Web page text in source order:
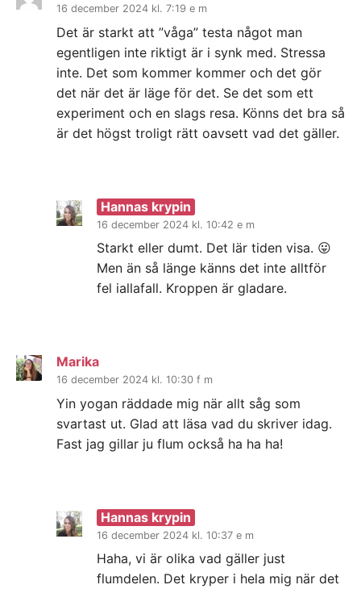
16 december 2024 kl. 7:19 e m
Det är starkt att ”våga” testa något man
egentligen inte riktigt är i synk med. Stressa
inte. Det som kommer kommer och det gör
det när det är läge för det. Se det som ett
experiment och en slags resa. Könns det bra så
är det högst troligt rätt oavsett vad det gäller.
Hannas krypin
16 december 2024 kl. 10:42 e m
Starkt eller dumt. Det lär tiden visa. 😛
Men än så länge känns det inte alltför
fel iallafall. Kroppen är gladare.
Marika
16 december 2024 kl. 10:30 f m
Yin yogan räddade mig när allt såg som
svartast ut. Glad att läsa vad du skriver idag.
Fast jag gillar ju flum också ha ha ha!
Hannas krypin
16 december 2024 kl. 10:37 e m
Haha, vi är olika vad gäller just
flumdelen. Det kryper i hela mig när det